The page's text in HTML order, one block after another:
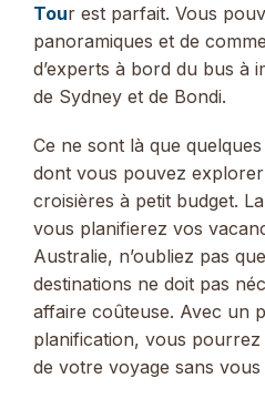
Tour est parfait. Vous
panoramiques et de
d’experts à bord du bus à
de Sydney et de Bondi.
Ce ne sont là que
dont vous pouvez
croisières à petit budget.
vous planifierez vos
Australie, n’oubliez pas
destinations ne doit pas
affaire coûteuse. Avec un
planification, vous
de votre voyage sans vous